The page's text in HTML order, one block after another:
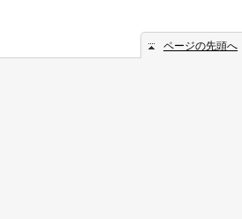
ページの先頭へ